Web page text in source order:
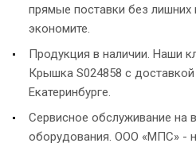
прямые поставки без
экономите.
Продукция в наличии. Наши
Крышка S024858 с
Екатеринбурге.
Сервисное обслуживание на
оборудования. ООО «МПС» -